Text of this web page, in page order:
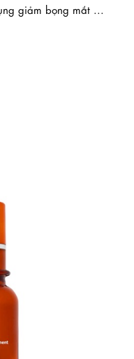
giảm bọng mắt ...